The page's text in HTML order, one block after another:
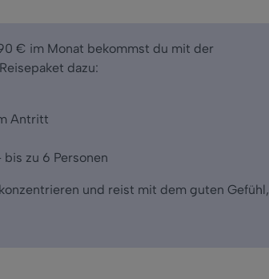
€ im Monat bekommst du mit der
dazu:
Antritt
bis zu 6 Personen
und reist mit dem guten Gefühl,